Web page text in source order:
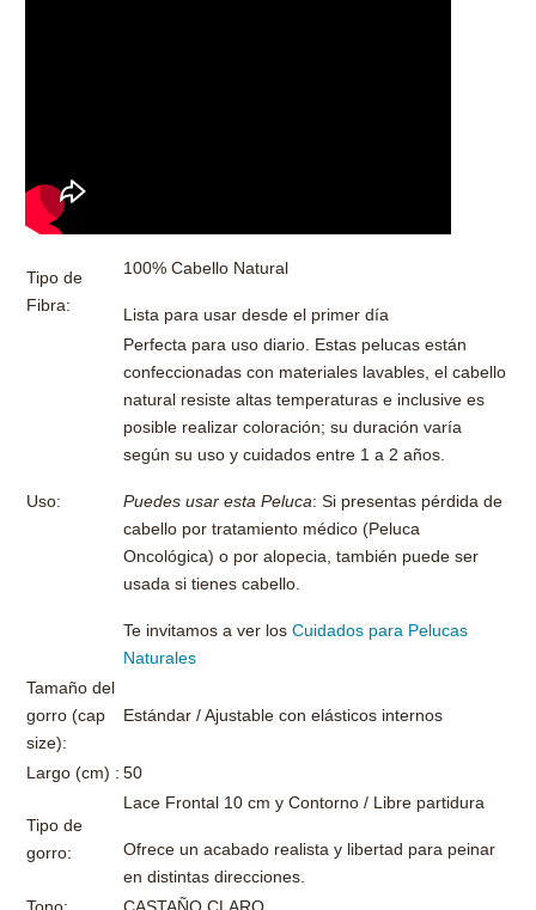
Tipo de
Fibra:
100% Cabello Natural
Lista para usar desde el primer día
Uso:
Perfecta para uso diario. Estas pelucas están
confeccionadas con materiales lavables, el cabello
natural resiste altas temperaturas e inclusive es
posible realizar coloración; su duración varía
según su uso y cuidados entre 1 a 2 años.
Puedes usar esta Peluca: Si presentas pérdida de
cabello por tratamiento médico (Peluca
Oncológica) o por alopecia, también puede ser
usada si tienes cabello.
Te invitamos a ver los Cuidados para Pelucas
Naturales
Tamaño del
gorro (cap
size):
Estándar / Ajustable con elásticos internos
Largo (cm) : 50
Tipo de
gorro:
Lace Frontal 10 cm y Contorno / Libre partidura
Ofrece un acabado realista y libertad para peinar
en distintas direcciones.